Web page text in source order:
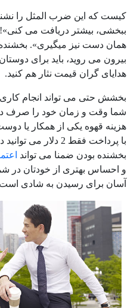
کیست که این ضرب المثل را
ببخشی، بیشتر دریافت می کنی»!
همان دست نیز میگیری».
بیرون می روید، باید برای
هدایای گران قیمت نثار هم کنید.
بخشش حتی می تواند انجام
شما وقت و زمان خود را صرف
هزینه قهوه یکی از همکار یا
با پرداخت فقط 2
بخشنده بودن ضمنا می تواند
و احساس بهتری از خودتان در
آسان برای رسیدن به شادی